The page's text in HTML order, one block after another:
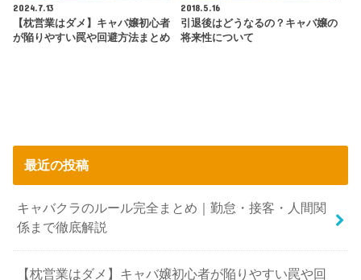
2024.7.13
【枕営業はダメ】キャバ嬢初心者
が陥りやすい罠や回避方法まとめ
2018.5.16
引退後はどうなるの？キャバ嬢の
将来性について
最近の投稿
キャバクラのルール完全まとめ｜勤怠・接客・人間関
係まで徹底解説
【枕営業はダメ】キャバ嬢初心者が陥りやすい罠や回